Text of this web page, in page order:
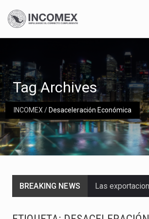
INCOMEX/ Desaceleración Económica
Tag Archives
BREAKING NEWS